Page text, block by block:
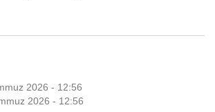
2026 - 12:56
2026 - 12:56